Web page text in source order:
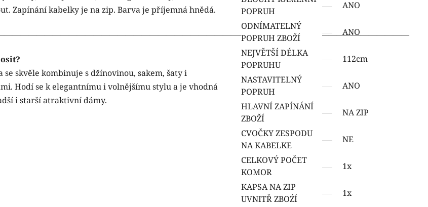
Zapínání kabelky je na zip. Barva je příjemná hnědá.
se skvěle kombinuje s džínovinou, sakem, šaty i
Hodí se k elegantnímu i volnějšímu stylu a je vhodná
i starší atraktivní dámy.
POPRUH
ANO
ODNÍMATELNÝ
POPRUH ZBOŽÍ
ANO
NEJVĚTŠÍ DÉLKA
POPRUHU
112cm
NASTAVITELNÝ
POPRUH
ANO
HLAVNÍ ZAPÍNÁNÍ
ZBOŽÍ
NA ZIP
CVOČKY ZESPODU
NA KABELKE
NE
CELKOVÝ POČET
KOMOR
1x
KAPSA NA ZIP
UVNITŘ ZBOŹÍ
1x